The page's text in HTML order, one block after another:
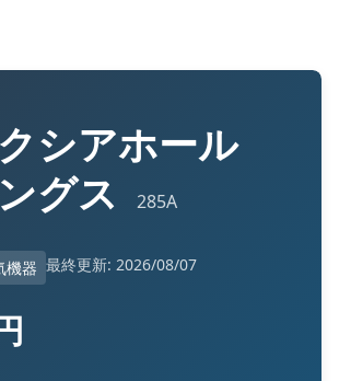
シアホール
グス
285A
機器 最終更新: 2026/08/07